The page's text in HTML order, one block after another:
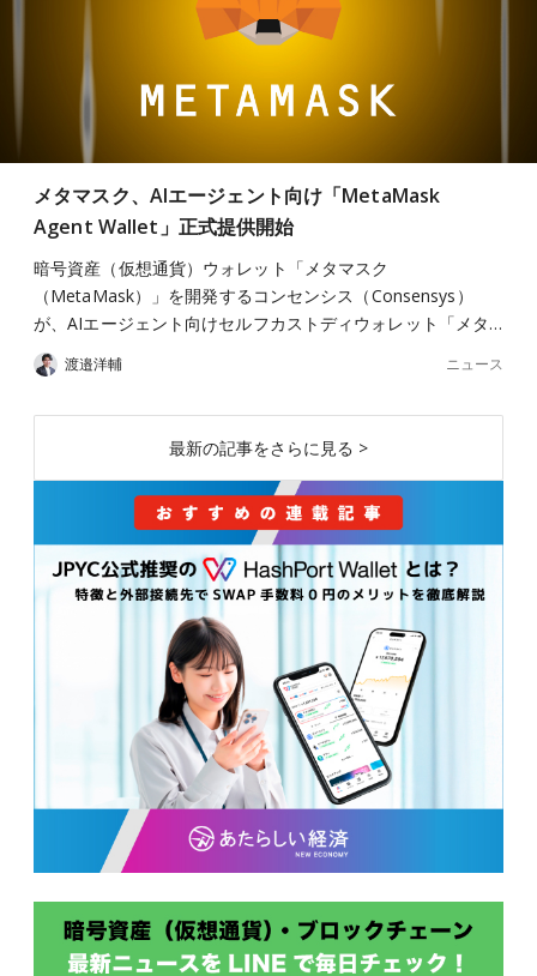
メタマスク、AIエージェント向け「MetaMask
Agent Wallet」正式提供開始
暗号資産（仮想通貨）ウォレット「メタマスク
（MetaMask）」を開発するコンセンシス（Consensys）
が、AIエージェント向けセルフカストディウォレット「メタ…
渡邉洋輔 ニュース
最新の記事をさらに見る >